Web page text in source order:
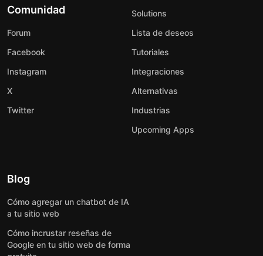
Comunidad
Forum
Facebook
Instagram
X
Twitter
Solutions
Lista de deseos
Tutoriales
Integraciones
Alternativas
Industrias
Upcoming Apps
Blog
Cómo agregar un chatbot de IA
a tu sitio web
Cómo incrustar reseñas de
Google en tu sitio web de forma